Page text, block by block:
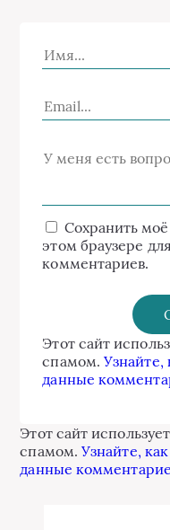
Сохранить
этом браузере
комментариев.
Этот сайт
спамом.Узнайте,
данные
Этот сайт
спамом.Узнайте,
данные